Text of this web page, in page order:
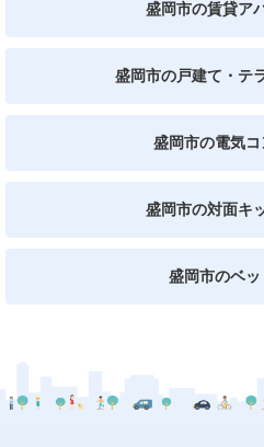
盛岡市の賃貸ア
盛岡市の戸建て・テ
盛岡市の電気
盛岡市の対面キ
盛岡市のベ